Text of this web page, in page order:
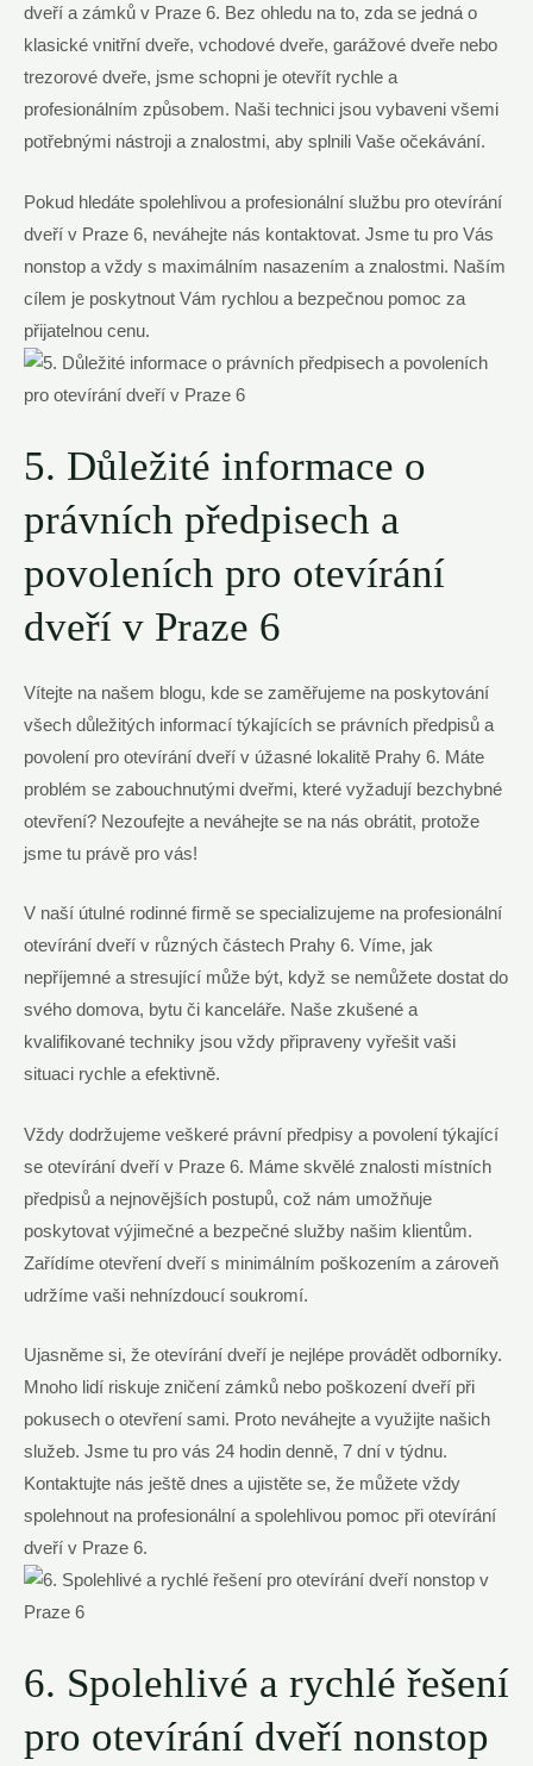
dveří a zámků v Praze 6. Bez ohledu na to, zda se jedná o
klasické vnitřní dveře, vchodové dveře, garážové dveře nebo
trezorové dveře, jsme schopni je otevřít rychle a
profesionálním způsobem. Naši technici jsou vybaveni všemi
potřebnými nástroji a znalostmi, aby splnili Vaše očekávání.
Pokud hledáte spolehlivou a profesionální službu pro otevírání
dveří v Praze 6, neváhejte nás kontaktovat. Jsme tu pro Vás
nonstop a vždy s maximálním nasazením a znalostmi. Naším
cílem je poskytnout Vám rychlou a bezpečnou pomoc za
přijatelnou cenu.
5. Důležité informace o
právních předpisech a
povoleních pro otevírání
dveří v Praze 6
Vítejte na našem blogu, kde se zaměřujeme na poskytování
všech důležitých informací týkajících se právních předpisů a
povolení pro otevírání dveří v úžasné lokalitě Prahy 6. Máte
problém se zabouchnutými dveřmi, které vyžadují bezchybné
otevření? Nezoufejte a neváhejte se na nás obrátit, protože
jsme tu právě pro vás!
V naší útulné rodinné firmě se specializujeme na profesionální
otevírání dveří v různých částech Prahy 6. Víme, jak
nepříjemné a stresující může být, když se nemůžete dostat do
svého domova, bytu či kanceláře. Naše zkušené a
kvalifikované techniky jsou vždy připraveny vyřešit vaši
situaci rychle a efektivně.
Vždy dodržujeme veškeré právní předpisy a povolení týkající
se otevírání dveří v Praze 6. Máme skvělé znalosti místních
předpisů a nejnovějších postupů, což nám umožňuje
poskytovat výjimečné a bezpečné služby našim klientům.
Zařídíme otevření dveří s minimálním poškozením a zároveň
udržíme vaši nehnízdoucí soukromí.
Ujasněme si, že otevírání dveří je nejlépe provádět odborníky.
Mnoho lidí riskuje zničení zámků nebo poškození dveří při
pokusech o otevření sami. Proto neváhejte a využijte našich
služeb. Jsme tu pro vás 24 hodin denně, 7 dní v týdnu.
Kontaktujte nás ještě dnes a ujistěte se, že můžete vždy
spolehnout na profesionální a spolehlivou pomoc při otevírání
dveří v Praze 6.
6. Spolehlivé a rychlé řešení
pro otevírání dveří nonstop